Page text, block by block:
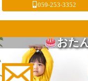
059-253-3352
おた